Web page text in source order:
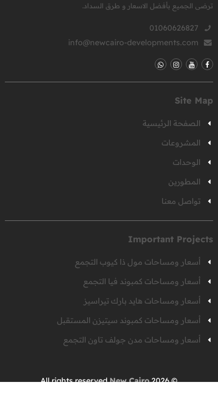
ترضى الجميع بأفضل الاسعار و طرق السداد.
01060626827
info@newcairo-developments.com
Site Map
الصفحة الرئيسية
المشروعات
الوحدات
المطورين
تواصل معنا
Important Projects
أسعار ومساحات مول ذا كيوب التجمع
أسعار ومساحات كمبوند فيا التجمع
أسعار ومساحات هايد بارك تيراسيز
أسعار ومساحات كمبوند سيتيزن المستقبل
أسعار ومساحات مدن جولف تاون التجمع
© 2026 All rights reserved
New Cairo